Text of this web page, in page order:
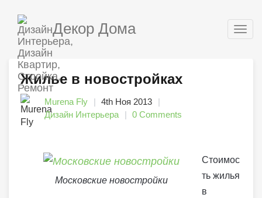
Декор Дома
Жилье в новостройках
Murena Fly
4th Ноя 2013
Дизайн Интерьера
0 Comments
Московские новостройки
Стоимос
ть жилья
в